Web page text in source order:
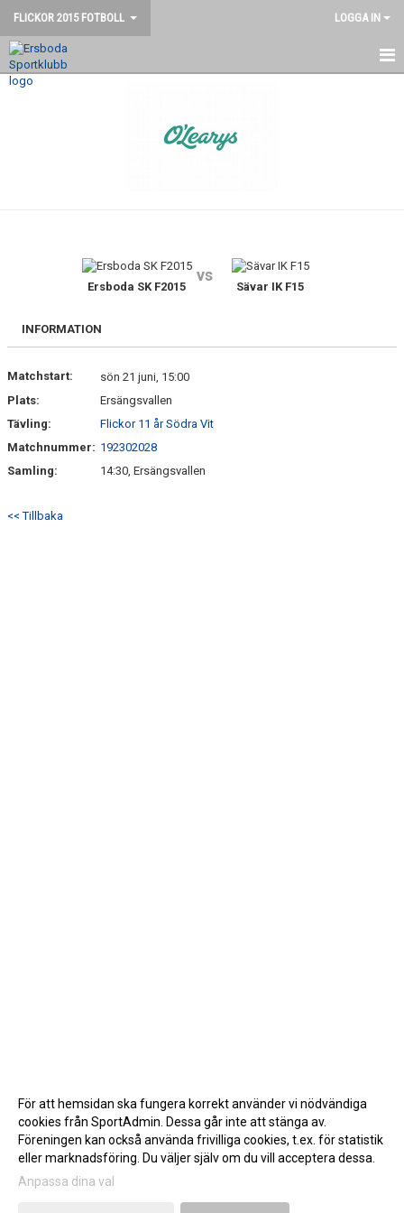
FLICKOR 2015 FOTBOLL LOGGA IN
HEM
Ersboda SK F2015
vs
Sävar IK F15
INFORMATION
Matchstart:
sön 21 juni, 15:00
Plats:
Ersängsvallen
Tävling:
Flickor 11 år Södra Vit
Matchnummer: 192302028
Samling:
14:30, Ersängsvallen
<< Tillbaka
Gå till Webbversion
För att hemsidan ska fungera korrekt använder vi nödvändiga
cookies från SportAdmin. Dessa går inte att stänga av.
Föreningen kan också använda frivilliga cookies, t.ex. för statistik
eller marknadsföring. Du väljer själv om du vill acceptera dessa.
Anpassa dina val